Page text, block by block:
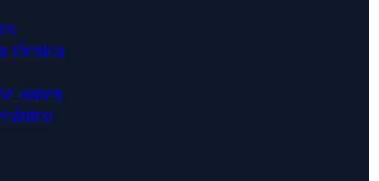
técnica
orden